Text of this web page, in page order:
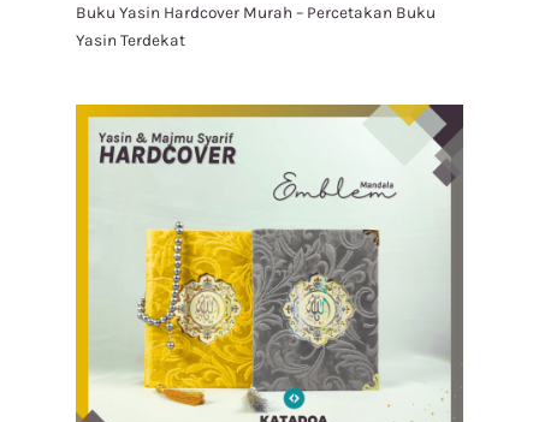
Buku Yasin Hardcover Murah – Percetakan Buku
Yasin Terdekat